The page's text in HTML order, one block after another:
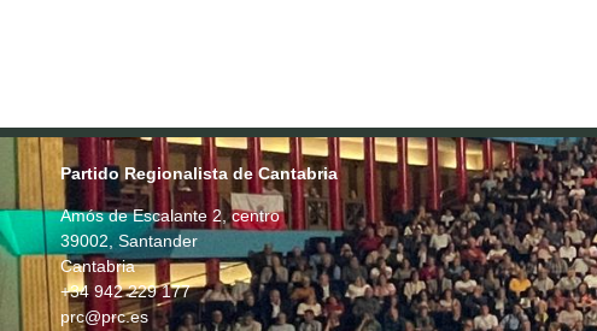
Partido Regionalista de Cantabria
Amós de Escalante 2, centro
39002, Santander
Cantabria
+34 942 229 177
prc@prc.es